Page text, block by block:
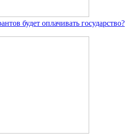
будет оплачивать государство?